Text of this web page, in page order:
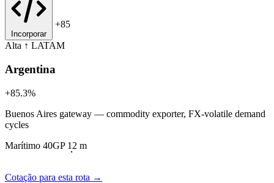
Incorporar
+85
Alta ↑ LATAM
Argentina
+85.3%
Buenos Aires gateway — commodity exporter, FX-volatile demand
cycles
Marítimo 40GP 12 m
Cotação para esta rota →